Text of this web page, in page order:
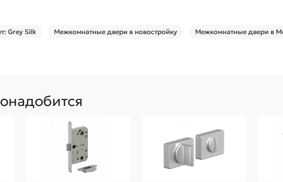
Grey Silk Межкомнатные двери в новостройку Межкомнатные двери в